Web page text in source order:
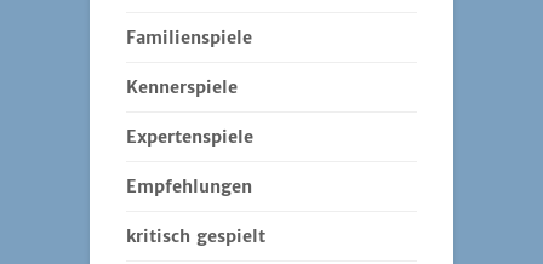
Familienspiele
Kennerspiele
Expertenspiele
Empfehlungen
kritisch gespielt